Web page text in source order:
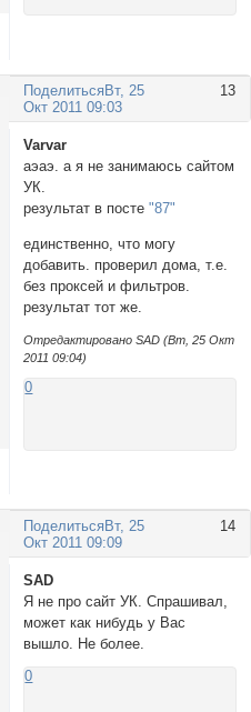
Поделиться 13
Вт, 25
Окт 2011 09:03
Varvar
аэаэ. а я не занимаюсь сайтом
УК.
результат в посте"87"
единственно, что могу
добавить. проверил дома, т.е.
без проксей и фильтров.
результат тот же.
Отредактировано SAD (Вт, 25 Окт
2011 09:04)
0
Поделиться 14
Вт, 25
Окт 2011 09:09
SAD
Я не про сайт УК. Спрашивал,
может как нибудь у Вас
вышло. Не более.
0